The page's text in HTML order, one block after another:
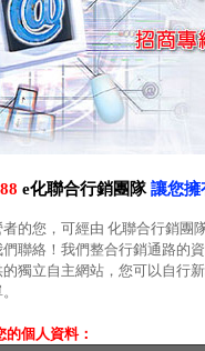
e化聯合行銷團隊讓您擁
您，可經由 化聯合行銷團
聯絡！我們整合行銷通路的
獨立自主網站，您可以自行
的個人資料：